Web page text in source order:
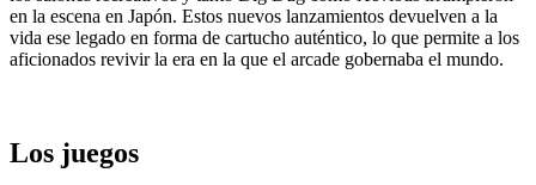
en la escena en Japón. Estos nuevos lanzamientos devuelven a la
vida ese legado en forma de cartucho auténtico, lo que permite a los
aficionados revivir la era en la que el arcade gobernaba el mundo.
Los juegos